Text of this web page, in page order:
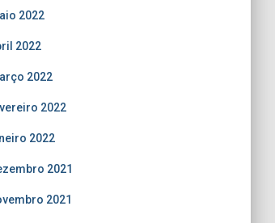
2022
2022
2022
2022
2022
2021
2021